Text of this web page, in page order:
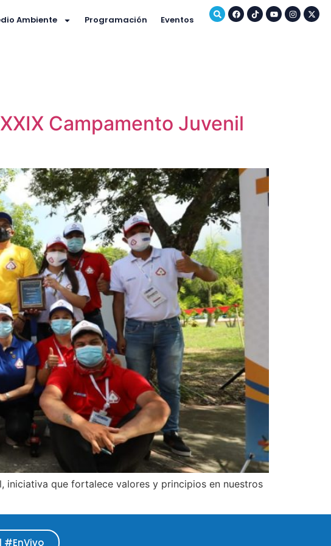
Ambiente Programación Eventos
Campamento Juvenil
iniciativa que fortalece valores y principios en nuestros
#EnVivo